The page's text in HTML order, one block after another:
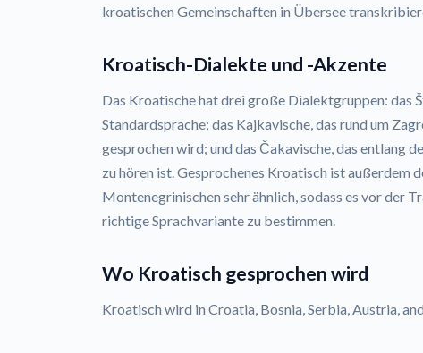
kroatischen Gemeinschaften in Übersee
Kroatisch-Dialekte und -Akzente
Das Kroatische hat drei große Dialektgruppen: das
Standardsprache; das Kajkavische, das rund um
gesprochen wird; und das Čakavische, das entlang
zu hören ist. Gesprochenes Kroatisch ist außerdem
Montenegrinischen sehr ähnlich, sodass es vor der
richtige Sprachvariante zu bestimmen.
Wo Kroatisch gesprochen wird
Kroatisch wird in Croatia, Bosnia, Serbia, Austria,